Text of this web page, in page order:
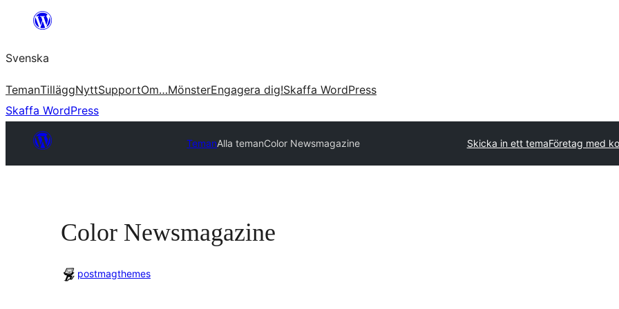
Hoppa
innehåll
Svenska
TemanTilläggNyttSupportOm…MönsterEngagera dig!Skaffa WordPress
Skaffa WordPress
TemanAlla temanColor Newsmagazine Skicka in ett temaFöretag med
Color Newsmagazine
postmagthemes